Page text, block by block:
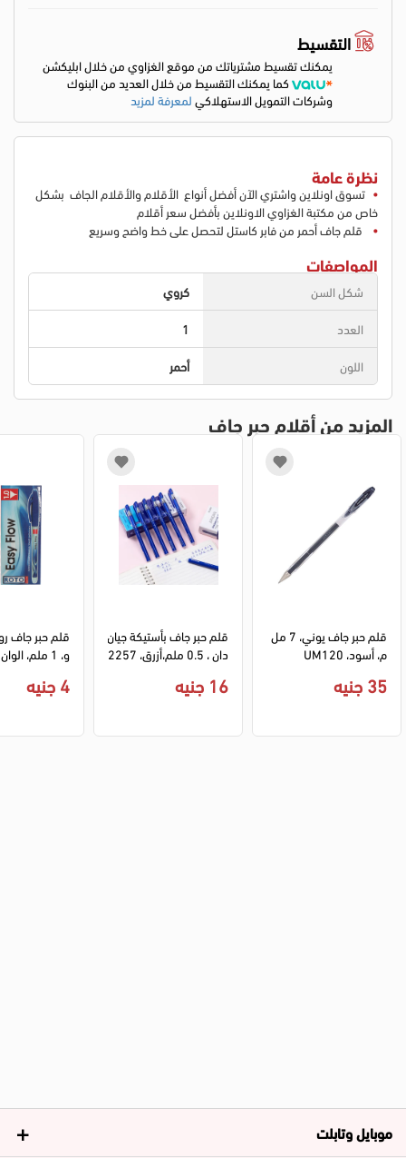
التقسيط
يمكنك تقسيط مشترياتك من موقع الغزاوي من خلال ابليكشن
كما يمكنك التقسيط من خلال العديد من البنوك
وشركات التمويل الاستهلاكيلمعرفة لمزيد
نظرة عامة
تسوق اونلاين واشتري الآن أفضل أنواع الأقلام والأقلام الجاف بشكل
خاص من مكتبة الغزاوي الاونلاين بأفضل سعر أقلام
قلم جاف أحمر من فابر كاستل لتحصل على خط واضح وسريع
المواصفات
شكل السن
كروي
العدد
1
اللون
أحمر
المزيد من أقلام حبر جاف
قلم حبر جاف يوني، 7 مل
م، أسود، UM120
35 جنيه
قلم حبر جاف بأستيكة جيان
دان ، 0.5 ملم،أزرق، 2257
16 جنيه
قلم حبر جاف
و، 1 ملم، الوان متعددة
4 جنيه
موبايل وتابلت